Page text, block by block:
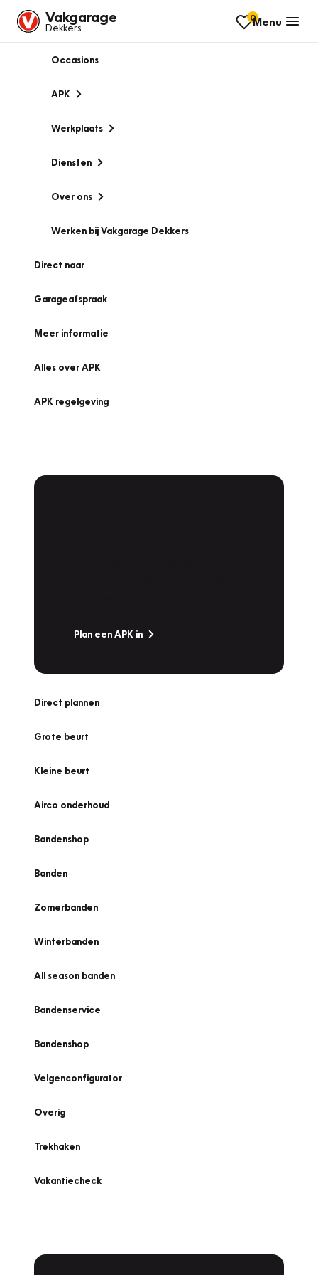
Vakgarage
Dekkers
0Menu
Occasions
APK
Werkplaats
Diensten
Over ons
Werken bij Vakgarage Dekkers
Direct naar
Garageafspraak
Meer informatie
Alles over APK
APK regelgeving
Plan een APK in
Direct plannen
Grote beurt
Kleine beurt
Airco onderhoud
Bandenshop
Banden
Zomerbanden
Winterbanden
All season banden
Bandenservice
Bandenshop
Velgenconfigurator
Overig
Trekhaken
Vakantiecheck